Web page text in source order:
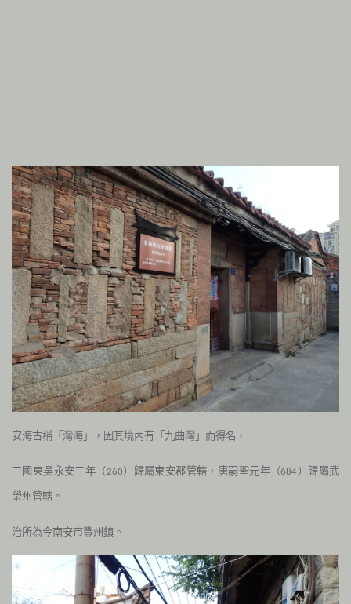
安海古稱「灣海」，因其境內有「九曲灣」而得名，
三國東吳永安三年（260）歸屬東安郡管轄，唐嗣聖元年（684）歸屬武
榮州管轄。
治所為今南安市豐州鎮。